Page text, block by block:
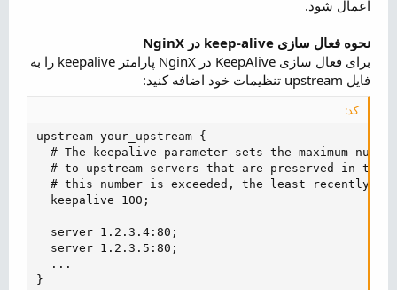
اعمال شود.
نحوه فعال سازی keep-alive در NginX
برای فعال سازی KeepAlive در NginX پارامتر keepalive را به
فایل upstream تنظیمات خود اضافه کنید:
کد:
upstream your_upstream {
# The keepalive parameter sets the maximum
# to upstream servers that are preserved in the
# this number is exceeded, the least recently
  keepalive 100;
  server 1.2.3.4:80;
  server 1.2.3.5:80;
  ...
}